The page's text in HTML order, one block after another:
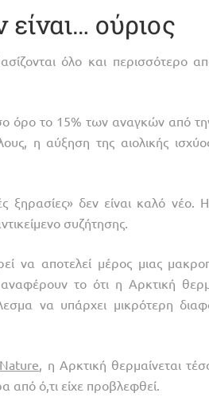
ούριος
όλο και περισσότερο
όρο το 15% των αναγκών από
η αύξηση της αιολικής
ξηρασίες» δεν είναι καλό
συζήτησης.
να αποτελεί μέρος μιας
το ότι η Αρκτική
να υπάρχει μικρότερη
Nature , η Αρκτική θερμαίνεται
από ό,τι είχε προβλεφθεί.